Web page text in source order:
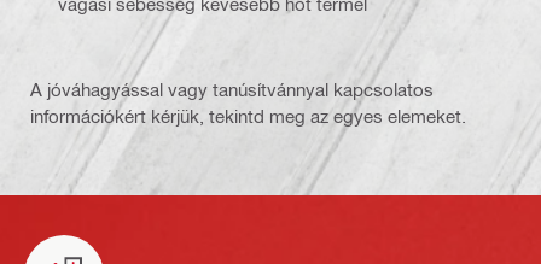
A jóváhagyással vagy tanúsítvánnyal kapcsolatos
információkért kérjük, tekintd meg az egyes elemeket.